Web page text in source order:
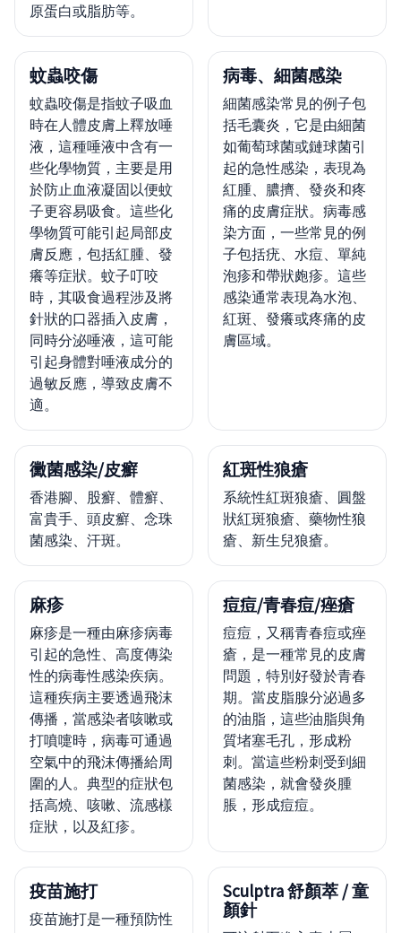
原蛋白或脂肪等。
蚊蟲咬傷
蚊蟲咬傷是指蚊子吸血
時在人體皮膚上釋放唾
液，這種唾液中含有一
些化學物質，主要是用
於防止血液凝固以便蚊
子更容易吸食。這些化
學物質可能引起局部皮
膚反應，包括紅腫、發
癢等症狀。蚊子叮咬
時，其吸食過程涉及將
針狀的口器插入皮膚，
同時分泌唾液，這可能
引起身體對唾液成分的
過敏反應，導致皮膚不
適。
病毒、細菌感染
細菌感染常見的例子包
括毛囊炎，它是由細菌
如葡萄球菌或鏈球菌引
起的急性感染，表現為
紅腫、膿擠、發炎和疼
痛的皮膚症狀。病毒感
染方面，一些常見的例
子包括疣、水痘、單純
泡疹和帶狀皰疹。這些
感染通常表現為水泡、
紅斑、發癢或疼痛的皮
膚區域。
黴菌感染/皮癬
香港腳、股癬、體癬、
富貴手、頭皮癬、念珠
菌感染、汗斑。
紅斑性狼瘡
系統性紅斑狼瘡、圓盤
狀紅斑狼瘡、藥物性狼
瘡、新生兒狼瘡。
麻疹
麻疹是一種由麻疹病毒
引起的急性、高度傳染
性的病毒性感染疾病。
這種疾病主要透過飛沫
傳播，當感染者咳嗽或
打噴嚏時，病毒可通過
空氣中的飛沫傳播給周
圍的人。典型的症狀包
括高燒、咳嗽、流感樣
症狀，以及紅疹。
痘痘/青春痘/痤瘡
痘痘，又稱青春痘或痤
瘡，是一種常見的皮膚
問題，特別好發於青春
期。當皮脂腺分泌過多
的油脂，這些油脂與角
質堵塞毛孔，形成粉
刺。當這些粉刺受到細
菌感染，就會發炎腫
脹，形成痘痘。
疫苗施打
疫苗施打是一種預防性
Sculptra 舒顏萃 / 童
顏針